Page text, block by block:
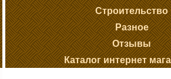
Строительство
Разное
Отзывы
Каталог интернет